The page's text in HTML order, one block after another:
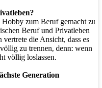
zum Beruf gemacht zu
Beruf und Privatleben
die Ansicht, dass es
zu trennen, denn: wenn
völlig loslassen.
Generation